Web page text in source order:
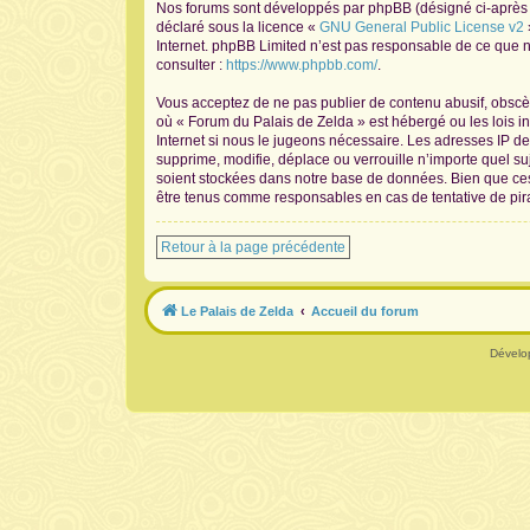
Nos forums sont développés par phpBB (désigné ci-
déclaré sous la licence « GNU General Public License v2
Internet. phpBB Limited n’est pas responsable de ce
consulter : https://www.phpbb.com/.
Vous acceptez de ne pas publier de contenu abusif,
où « Forum du Palais de Zelda » est hébergé ou les lois
Internet si nous le jugeons nécessaire. Les adresses IP
supprime, modifie, déplace ou verrouille n’importe quel
soient stockées dans notre base de données. Bien que
être tenus comme responsables en cas de tentative de
Retour à la page précédente
Le Palais de Zelda Accueil du forum